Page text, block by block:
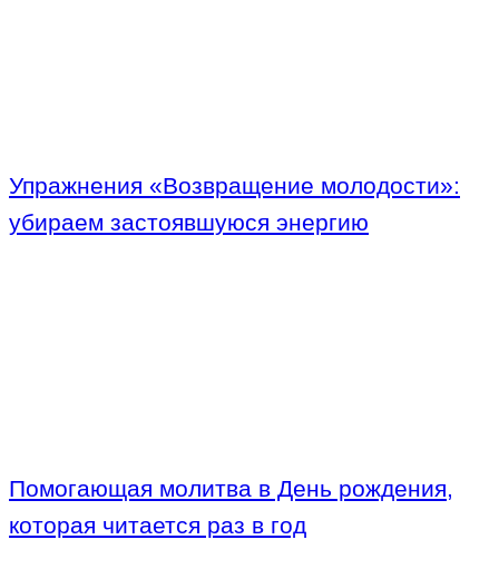
Упражнения «Возвращение молодости»:
убираем застоявшуюся энергию
Помогающая молитва в День рождения,
которая читается раз в год